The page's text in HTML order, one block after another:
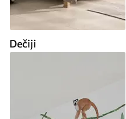
Dečiji